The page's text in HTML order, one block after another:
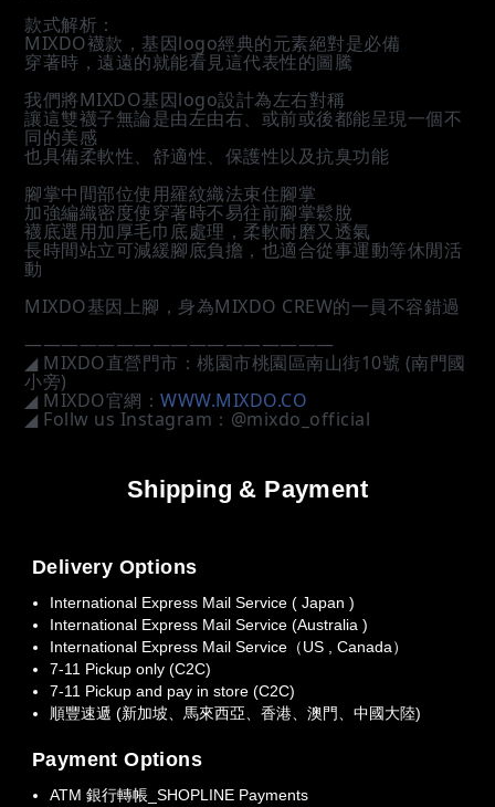
款式解析：
MIXDO襪款，基因logo經典的元素絕對是必備
穿著時，遠遠的就能看見這代表性的圖騰
我們將MIXDO基因logo設計為左右對稱
讓這雙襪子無論是由左由右、或前或後都能呈現一個不
同的美感
也具備柔軟性、舒適性、保護性以及抗臭功能
腳掌中間部位使用羅紋織法束住腳掌
加強編織密度使穿著時不易往前腳掌鬆脫
襪底選用加厚毛巾底處理，柔軟耐磨又透氣
長時間站立可減緩腳底負擔，也適合從事運動等休閒活
動
MIXDO基因上腳，身為MIXDO CREW的一員不容錯過
—————————————————
◢ MIXDO直營門市：桃園市桃園區南山街10號 (南門國
小旁)
◢ MIXDO官網： WWW.MIXDO.CO
◢ Follw us Instagram：@mixdo_official
Shipping & Payment
Delivery Options
International Express Mail Service ( Japan )
International Express Mail Service (Australia )
International Express Mail Service（US , Canada）
7-11 Pickup only (C2C)
7-11 Pickup and pay in store (C2C)
順豐速遞 (新加坡、馬來西亞、香港、澳門、中國大陸)
Payment Options
ATM 銀行轉帳_SHOPLINE Payments